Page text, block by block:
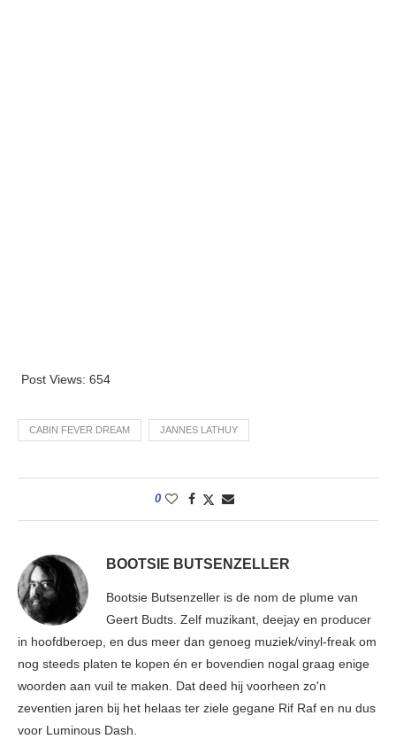
Post Views: 654
CABIN FEVER DREAM JANNES LATHUY
0
BOOTSIE BUTSENZELLER
Bootsie Butsenzeller is de nom de plume van
Geert Budts. Zelf muzikant, deejay en producer
in hoofdberoep, en dus meer dan genoeg muziek/vinyl-freak om
nog steeds platen te kopen én er bovendien nogal graag enige
woorden aan vuil te maken. Dat deed hij voorheen zo'n
zeventien jaren bij het helaas ter ziele gegane Rif Raf en nu dus
voor Luminous Dash.